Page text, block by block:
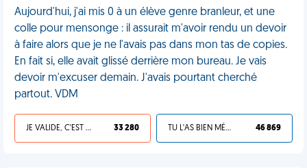
Aujourd'hui, j'ai mis 0 à un élève genre branleur, et une
colle pour mensonge : il assurait m'avoir rendu un devoir
à faire alors que je ne l'avais pas dans mon tas de copies.
En fait si, elle avait glissé derrière mon bureau. Je vais
devoir m'excuser demain. J'avais pourtant cherché
partout. VDM
JE VALIDE, C'EST UNE VDM 33 280 TU L'AS BIEN MÉRITÉ 46 869